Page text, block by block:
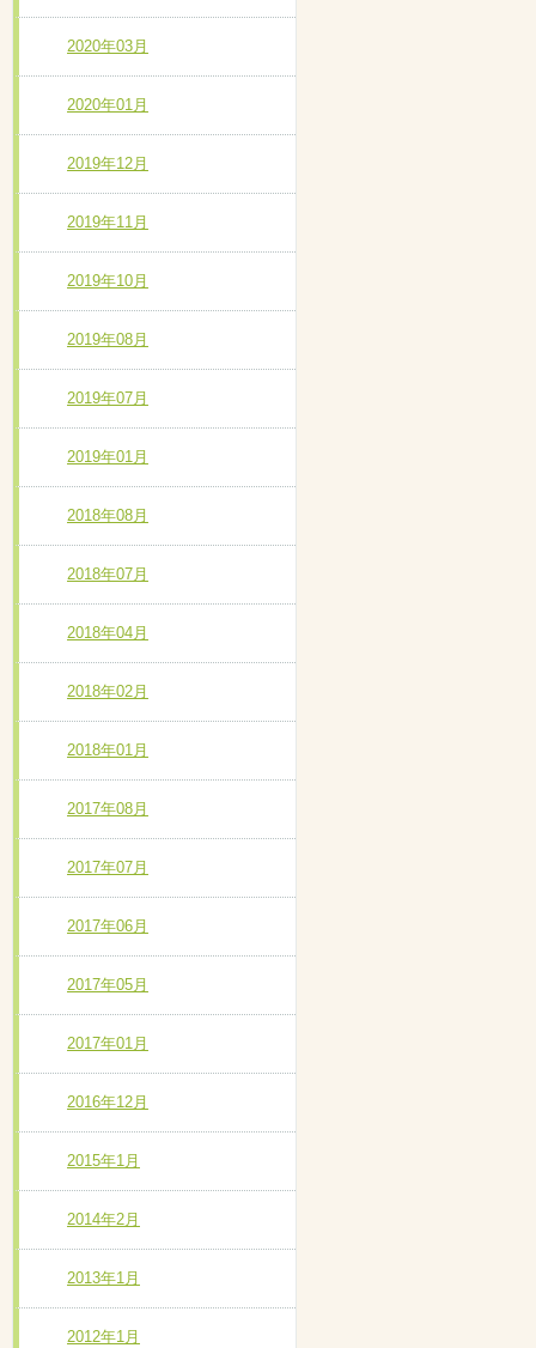
2020年03月
2020年01月
2019年12月
2019年11月
2019年10月
2019年08月
2019年07月
2019年01月
2018年08月
2018年07月
2018年04月
2018年02月
2018年01月
2017年08月
2017年07月
2017年06月
2017年05月
2017年01月
2016年12月
2015年1月
2014年2月
2013年1月
2012年1月